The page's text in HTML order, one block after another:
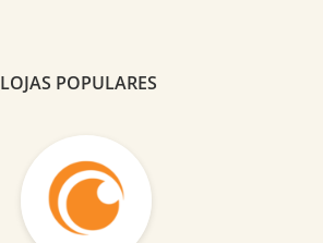
LOJAS POPULARES